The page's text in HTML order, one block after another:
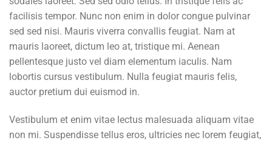
facilisis tempor. Nunc non enim in dolor congue pulvinar
sed sed nisi. Mauris viverra convallis feugiat. Nam at
mauris laoreet, dictum leo at, tristique mi. Aenean
pellentesque justo vel diam elementum iaculis. Nam
lobortis cursus vestibulum. Nulla feugiat mauris felis,
auctor pretium dui euismod in.
Vestibulum et enim vitae lectus malesuada aliquam vitae
non mi. Suspendisse tellus eros, ultricies nec lorem feugiat,